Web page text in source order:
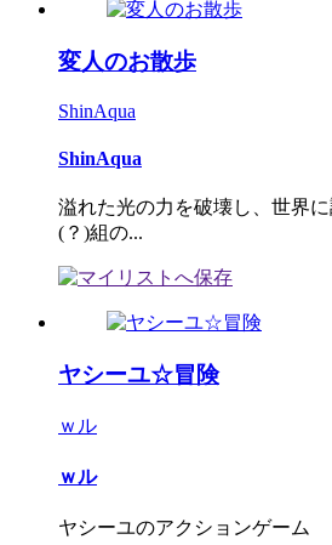
変人のお散歩
ShinAqua
ShinAqua
溢れた光の力を破壊し、世界
(？)組の...
ヤシーユ☆冒険
ｗル
ｗル
ヤシーユのアクションゲーム